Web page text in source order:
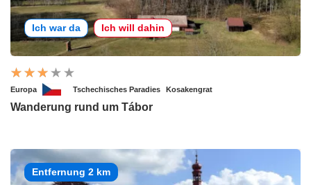
Ich war da Ich will dahin
Europa Tschechisches Paradies Kosakengrat
Wanderung rund um Tábor
Entfernung 2 km